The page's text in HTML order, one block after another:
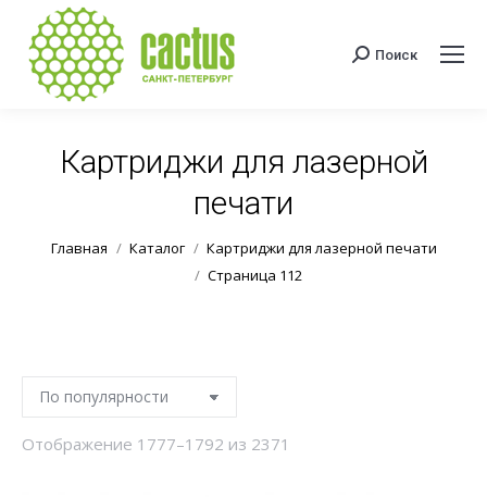
Поиск:
Поиск
Картриджи для лазерной
печати
Вы здесь:
Главная Каталог
Картриджи для лазерной печати
Страница 112
Отображение 1777–1792 из 2371